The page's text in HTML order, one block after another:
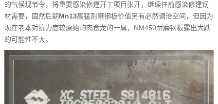
的气候现节令，将重要感染修建开工项目张开，继续往前感染修建钢
材需要，固然后期Mn13高猛耐磨钢板价值另有必然调治空间，但因为
现在老本对抗力度较原始的肉食龙的一属，NM450耐磨钢板露出大跌
的可能性不大。